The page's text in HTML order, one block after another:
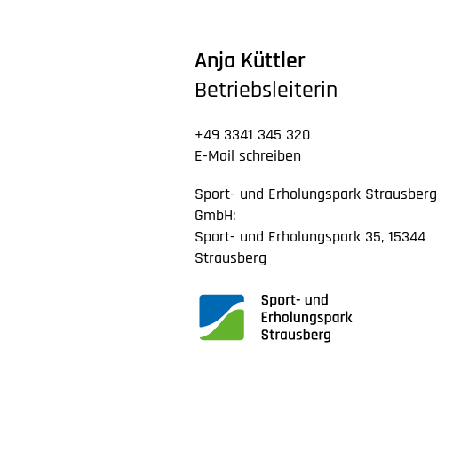
Anja Küttler
Betriebsleiterin
+49 3341 345 320
E-Mail schreiben
Sport- und Erholungspark Strausberg
GmbH:
Sport- und Erholungspark 35, 15344
Strausberg